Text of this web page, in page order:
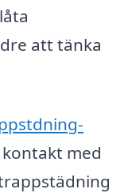
att tänka
med